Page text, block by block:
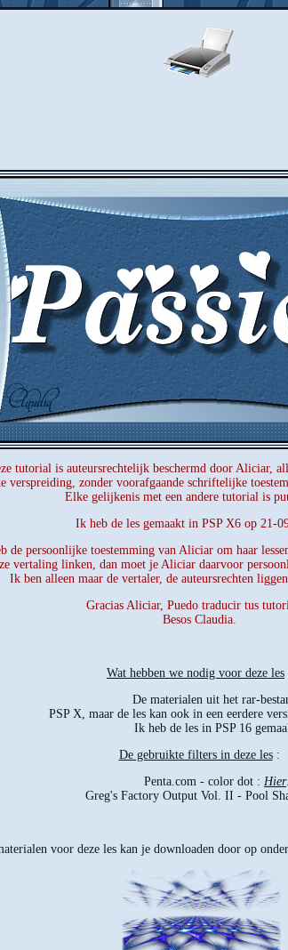
tutorial is auteursrechtelijk beschermd door Aliciar,
verspreiding, zonder voorafgaande schriftelijke
Elke gelijkenis met een andere tutorial is
Ik heb de les gemaakt in PSP X6 op 21-
de persoonlijke toestemming van Aliciar om haar
vertaling linken, dan moet je Aliciar daarvoor
Ik ben alleen maar de vertaler, de auteursrechten
Gracias Aliciar, Puedo traducir tus
Besos Claudia.
Wat hebben we nodig voor deze les
De materialen uit het rar-
PSP X, maar de les kan ook in een eerdere
Ik heb de les in PSP 16
De gebruikte filters in deze les:
Penta.com - color dot : Hier.
Greg's Factory Output Vol. II - Pool
voor deze les kan je downloaden door op